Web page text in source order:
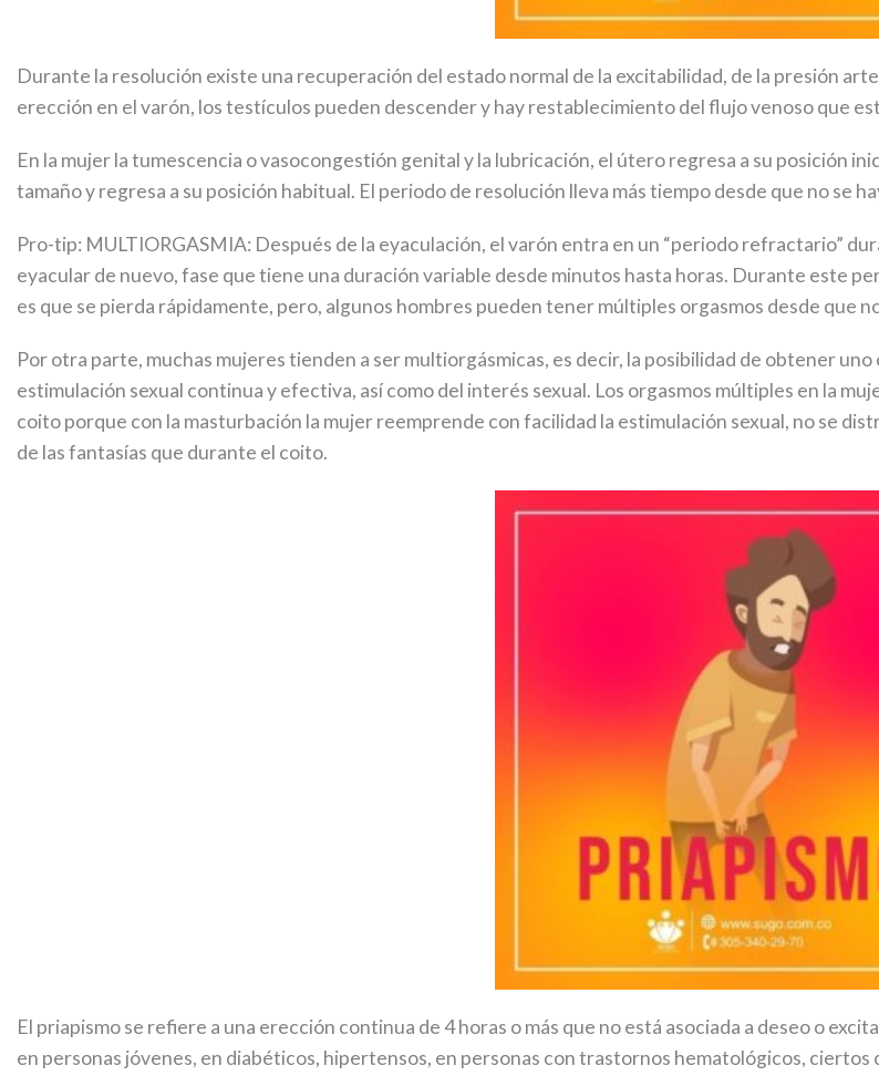
Durante la resolución existe una recuperación del estado normal de la excitabilidad, de la presión
erección en el varón, los testículos pueden descender y hay restablecimiento del flujo venoso que
En la mujer la tumescencia o vasocongestión genital y la lubricación, el útero regresa a su posición
tamaño y regresa a su posición habitual. El periodo de resolución lleva más tiempo desde que no se
Pro-tip: MULTIORGASMIA: Después de la eyaculación, el varón entra en un “periodo refractario”
eyacular de nuevo, fase que tiene una duración variable desde minutos hasta horas. Durante este
es que se pierda rápidamente, pero, algunos hombres pueden tener múltiples orgasmos desde que
Por otra parte, muchas mujeres tienden a ser multiorgásmicas, es decir, la posibilidad de obtener
estimulación sexual continua y efectiva, así como del interés sexual. Los orgasmos múltiples en la
coito porque con la masturbación la mujer reemprende con facilidad la estimulación sexual, no se
de las fantasías que durante el coito.
El priapismo se refiere a una erección continua de 4 horas o más que no está asociada a deseo o
en personas jóvenes, en diabéticos, hipertensos, en personas con trastornos hematológicos, ciertos